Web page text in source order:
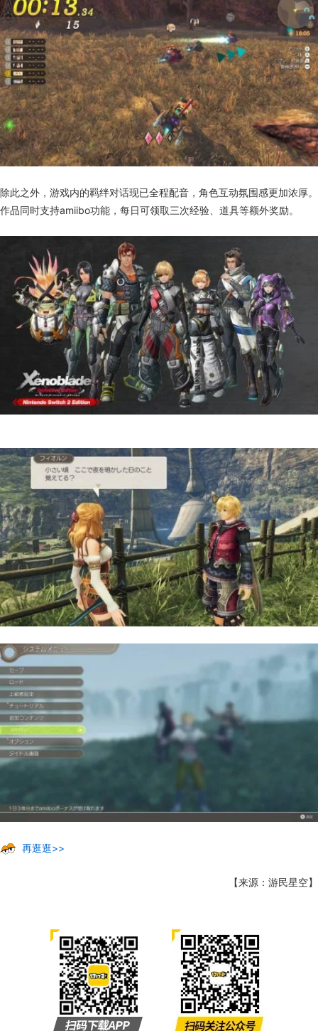
除此之外，游戏内的羁绊对话现已全程配音，角色互动氛围感更加浓厚。
作品同时支持amiibo功能，每日可领取三次经验、道具等额外奖励。
再逛逛>>
【来源：游民星空】